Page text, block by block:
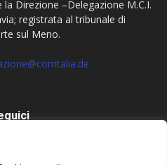
Direzione –Delegazione M.C.I.
registrata al tribunale di
sul Meno.